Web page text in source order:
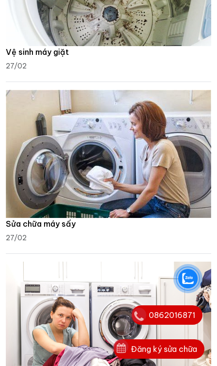
Vệ sinh máy giặt
27/02
Sửa chữa máy sấy
27/02
Đăng ký sửa chữa
0862016871